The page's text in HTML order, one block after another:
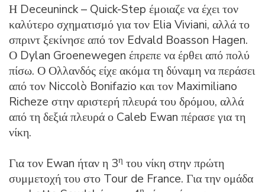
Η Deceuninck – Quick-Step έμοιαζε να έχει τον
καλύτερο σχηματισμό για τον Elia Viviani, αλλά το
σπριντ ξεκίνησε από τον Edvald Boasson Hagen.
Ο Dylan Groenewegen έπρεπε να έρθει από πολύ
πίσω. Ο Ολλανδός είχε ακόμα τη δύναμη να περάσει
από τον Niccolò Bonifazio και τον Maximiliano
Richeze στην αριστερή πλευρά του δρόμου, αλλά
από τη δεξιά πλευρά ο Caleb Ewan πέρασε για τη
νίκη.
Για τον Ewan ήταν η 3η του νίκη στην πρώτη
συμμετοχή του στο Tour de France. Για την ομάδα